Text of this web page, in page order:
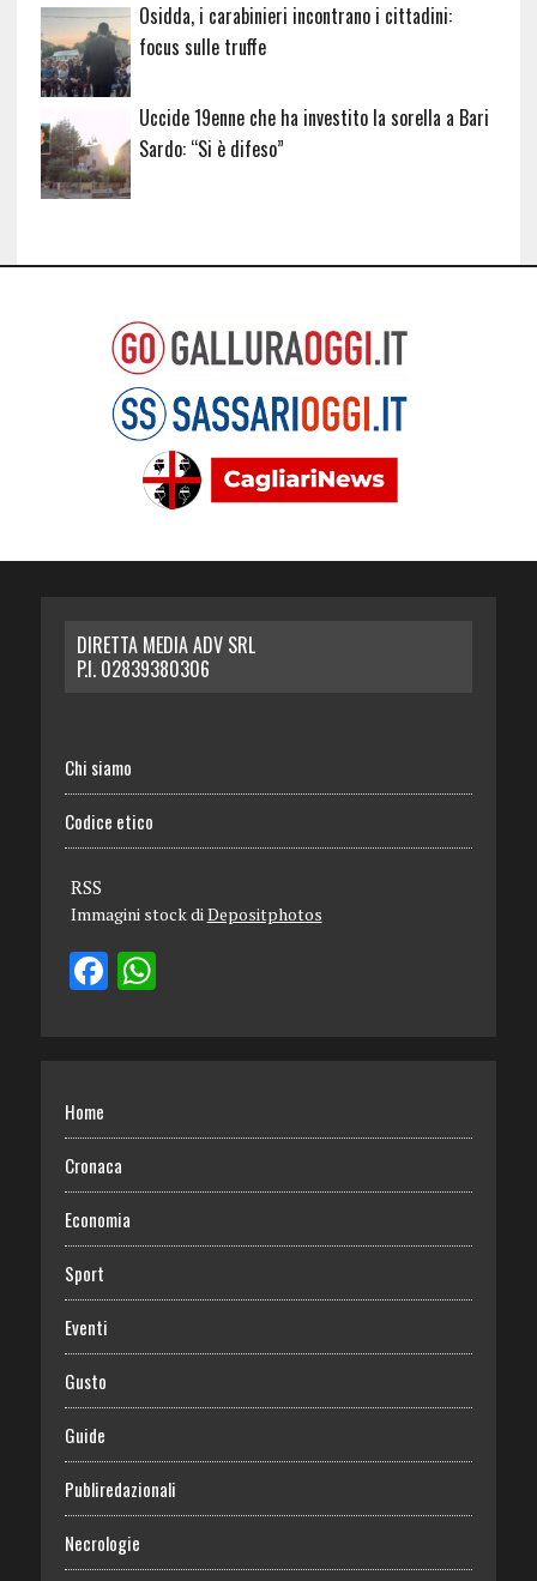
Osidda, i carabinieri incontrano i cittadini:
focus sulle truffe
Uccide 19enne che ha investito la sorella a Bari
Sardo: “Si è difeso”
DIRETTA MEDIA ADV SRL
P.I. 02839380306
Chi siamo
Codice etico
RSS
Immagini stock di Depositphotos
Home
Cronaca
Economia
Sport
Eventi
Gusto
Guide
Publiredazionali
Necrologie